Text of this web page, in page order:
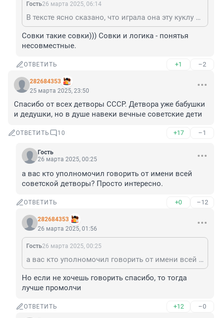
Гость26 марта 2025, 06:14
В тексте ясно сказано, что играла она эту куклу с 1998 года. Никакой советской детворы уже не было. 🥱
Совки такие совки))) Совки и логика - понятья
несовместные.
ОТВЕТИТЬ +1 –2
282684353
25 марта 2025, 23:50
Спасибо от всех детворы СССР. Детвора уже бабушки
и дедушки, но в душе навеки вечные советские дети
ОТВЕТИТЬ 10 +17 –1
Гость
26 марта 2025, 00:25
а вас кто уполномочил говорить от имени всей
советской детворы? Просто интересно.
ОТВЕТИТЬ +0 –12
282684353
26 марта 2025, 01:56
Гость26 марта 2025, 00:25
а вас кто уполномочил говорить от имени всей советской детворы? Просто интересно.
Но если не хочешь говорить спасибо, то тогда
лучше промолчи
ОТВЕТИТЬ +12 –0